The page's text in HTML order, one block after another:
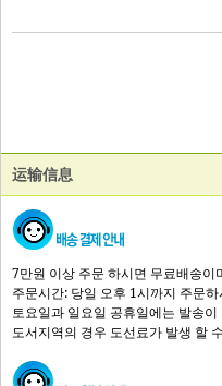
运输信息
7만원 이상 주문 하시면 무료배송
주문시간: 당일 오후 1시까지 주문
토요일과 일요일 공휴일에는 발송이
도서지역의 경우 도선료가 발생 할